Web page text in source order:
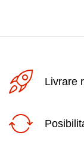
Livrare